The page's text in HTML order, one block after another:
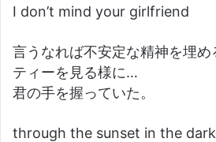
I don’t mind your girlfriend
言うなれば不安定な精神を埋
ティーを見る様に…
君の手を握っていた。
through the sunset in the